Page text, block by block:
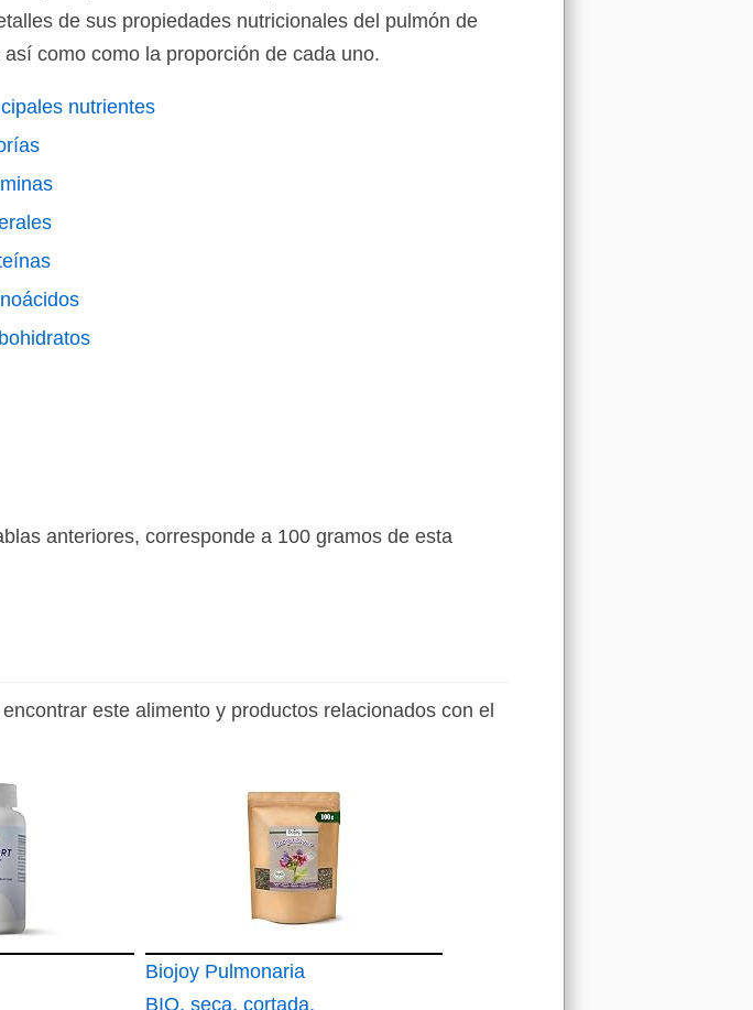
de sus propiedades nutricionales del pulmón de
como como la proporción de cada uno.
nutrientes
anteriores, corresponde a 100 gramos de esta
este alimento y productos relacionados con el
Biojoy Pulmonaria
BIO, seca, cortada,